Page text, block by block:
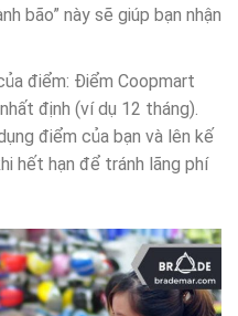
bão” này sẽ giúp bạn nhận
điểm: Điểm Coopmart
định (ví dụ 12 tháng).
điểm của bạn và lên kế
hết hạn để tránh lãng phí